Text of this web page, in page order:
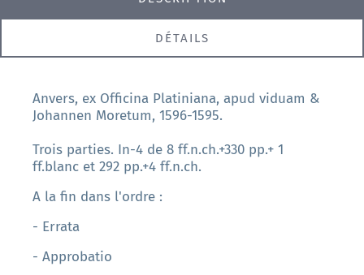
DÉTAILS
Anvers, ex Officina Platiniana, apud viduam &
Johannen Moretum, 1596-1595.
Trois parties. In-4 de 8 ff.n.ch.+330 pp.+ 1
ff.blanc et 292 pp.+4 ff.n.ch.
A la fin dans l'ordre :
- Errata
- Approbatio